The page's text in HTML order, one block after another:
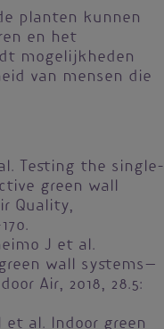
planten kunnen
en het
mogelijkheden
van mensen die
Testing the single-
green wall
Quality,
J et al.
wall systems—
Air, 2018, 28.5:
et al. Indoor green